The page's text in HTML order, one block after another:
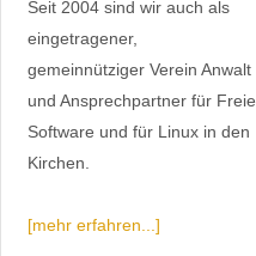
Seit 2004 sind wir auch als
eingetragener,
gemeinnütziger Verein Anwalt
und Ansprechpartner für Freie
Software und für Linux in den
Kirchen.
[mehr erfahren...]